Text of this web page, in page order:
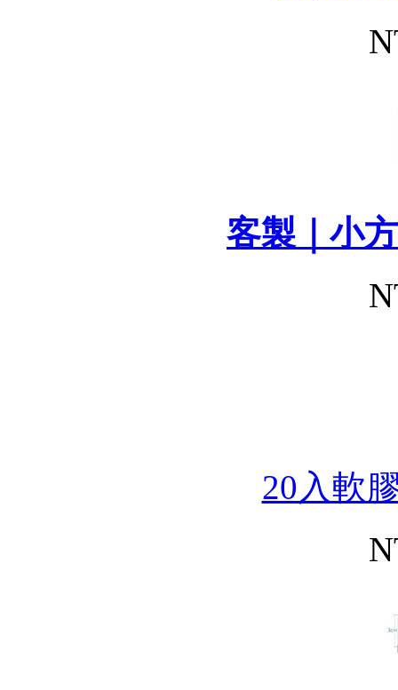
客製｜小
20入軟